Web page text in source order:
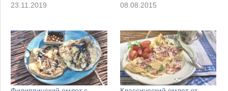
23.11.2019
08.08.2015